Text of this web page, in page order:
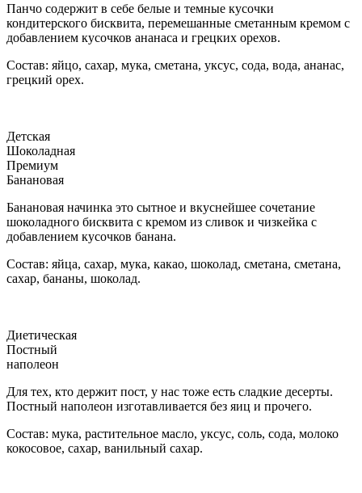
Панчо содержит в себе белые и темные кусочки
кондитерского бисквита, перемешанные сметанным кремом с
добавлением кусочков ананаса и грецких орехов.
Состав: яйцо, сахар, мука, сметана, уксус, сода, вода, ананас,
грецкий орех.
Детская
Шоколадная
Премиум
Банановая
Банановая начинка это сытное и вкуснейшее сочетание
шоколадного бисквита с кремом из сливок и чизкейка с
добавлением кусочков банана.
Состав: яйца, сахар, мука, какао, шоколад, сметана, сметана,
сахар, бананы, шоколад.
Диетическая
Постный
наполеон
Для тех, кто держит пост, у нас тоже есть сладкие десерты.
Постный наполеон изготавливается без яиц и прочего.
Состав: мука, растительное масло, уксус, соль, сода, молоко
кокосовое, сахар, ванильный сахар.